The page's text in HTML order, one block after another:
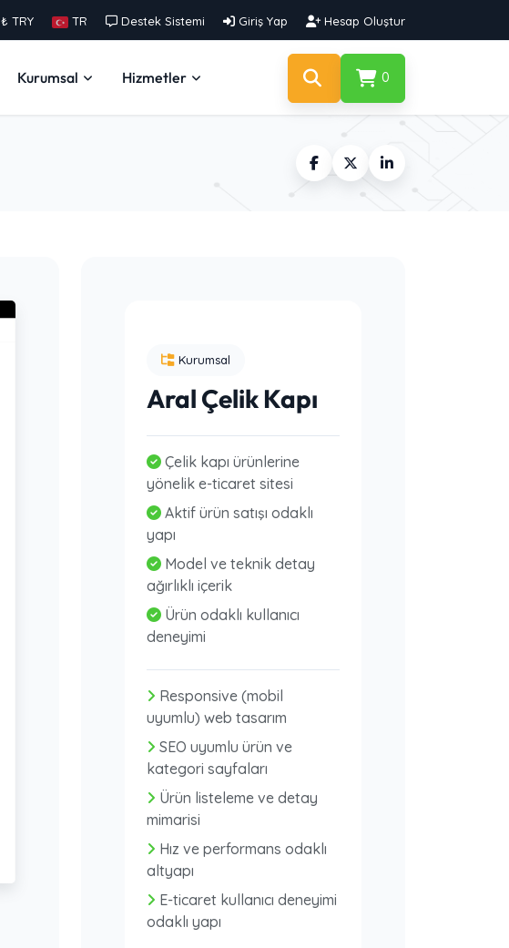
₺ TRY TR Destek Sistemi Giriş Yap Hesap Oluştur
Kurumsal Hizmetler 0
Kurumsal
Aral Çelik Kapı
Çelik kapı ürünlerine
yönelik e-ticaret sitesi
Aktif ürün satışı odaklı
yapı
Model ve teknik detay
ağırlıklı içerik
Ürün odaklı kullanıcı
deneyimi
Responsive (mobil
uyumlu) web tasarım
SEO uyumlu ürün ve
kategori sayfaları
Ürün listeleme ve detay
mimarisi
Hız ve performans odaklı
altyapı
E-ticaret kullanıcı deneyimi
odaklı yapı